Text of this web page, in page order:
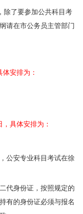
了要参加公共科目考
请在市公务员主管部门
安排为：
具体安排为：
公安专业科目考试在徐
身份证，按照规定的
有的身份证必须与报名